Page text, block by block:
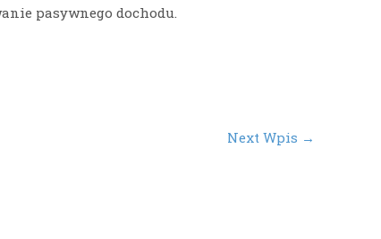
pasywnego dochodu.
Next Wpis →